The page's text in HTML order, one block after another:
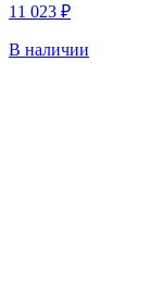
11 023 ₽
В наличии